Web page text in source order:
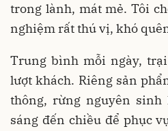
trong lành, mát mẻ. Tôi
nghiệm rất thú vị, khó
Trung bình mỗi ngày,
lượt khách. Riêng sản
thông, rừng nguyên
sáng đến chiều để phục